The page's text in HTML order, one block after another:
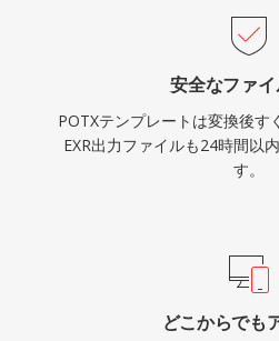
安全なファ
POTXテンプレートは変換後す
EXR出力ファイルも24時間以
す。
どこからでも